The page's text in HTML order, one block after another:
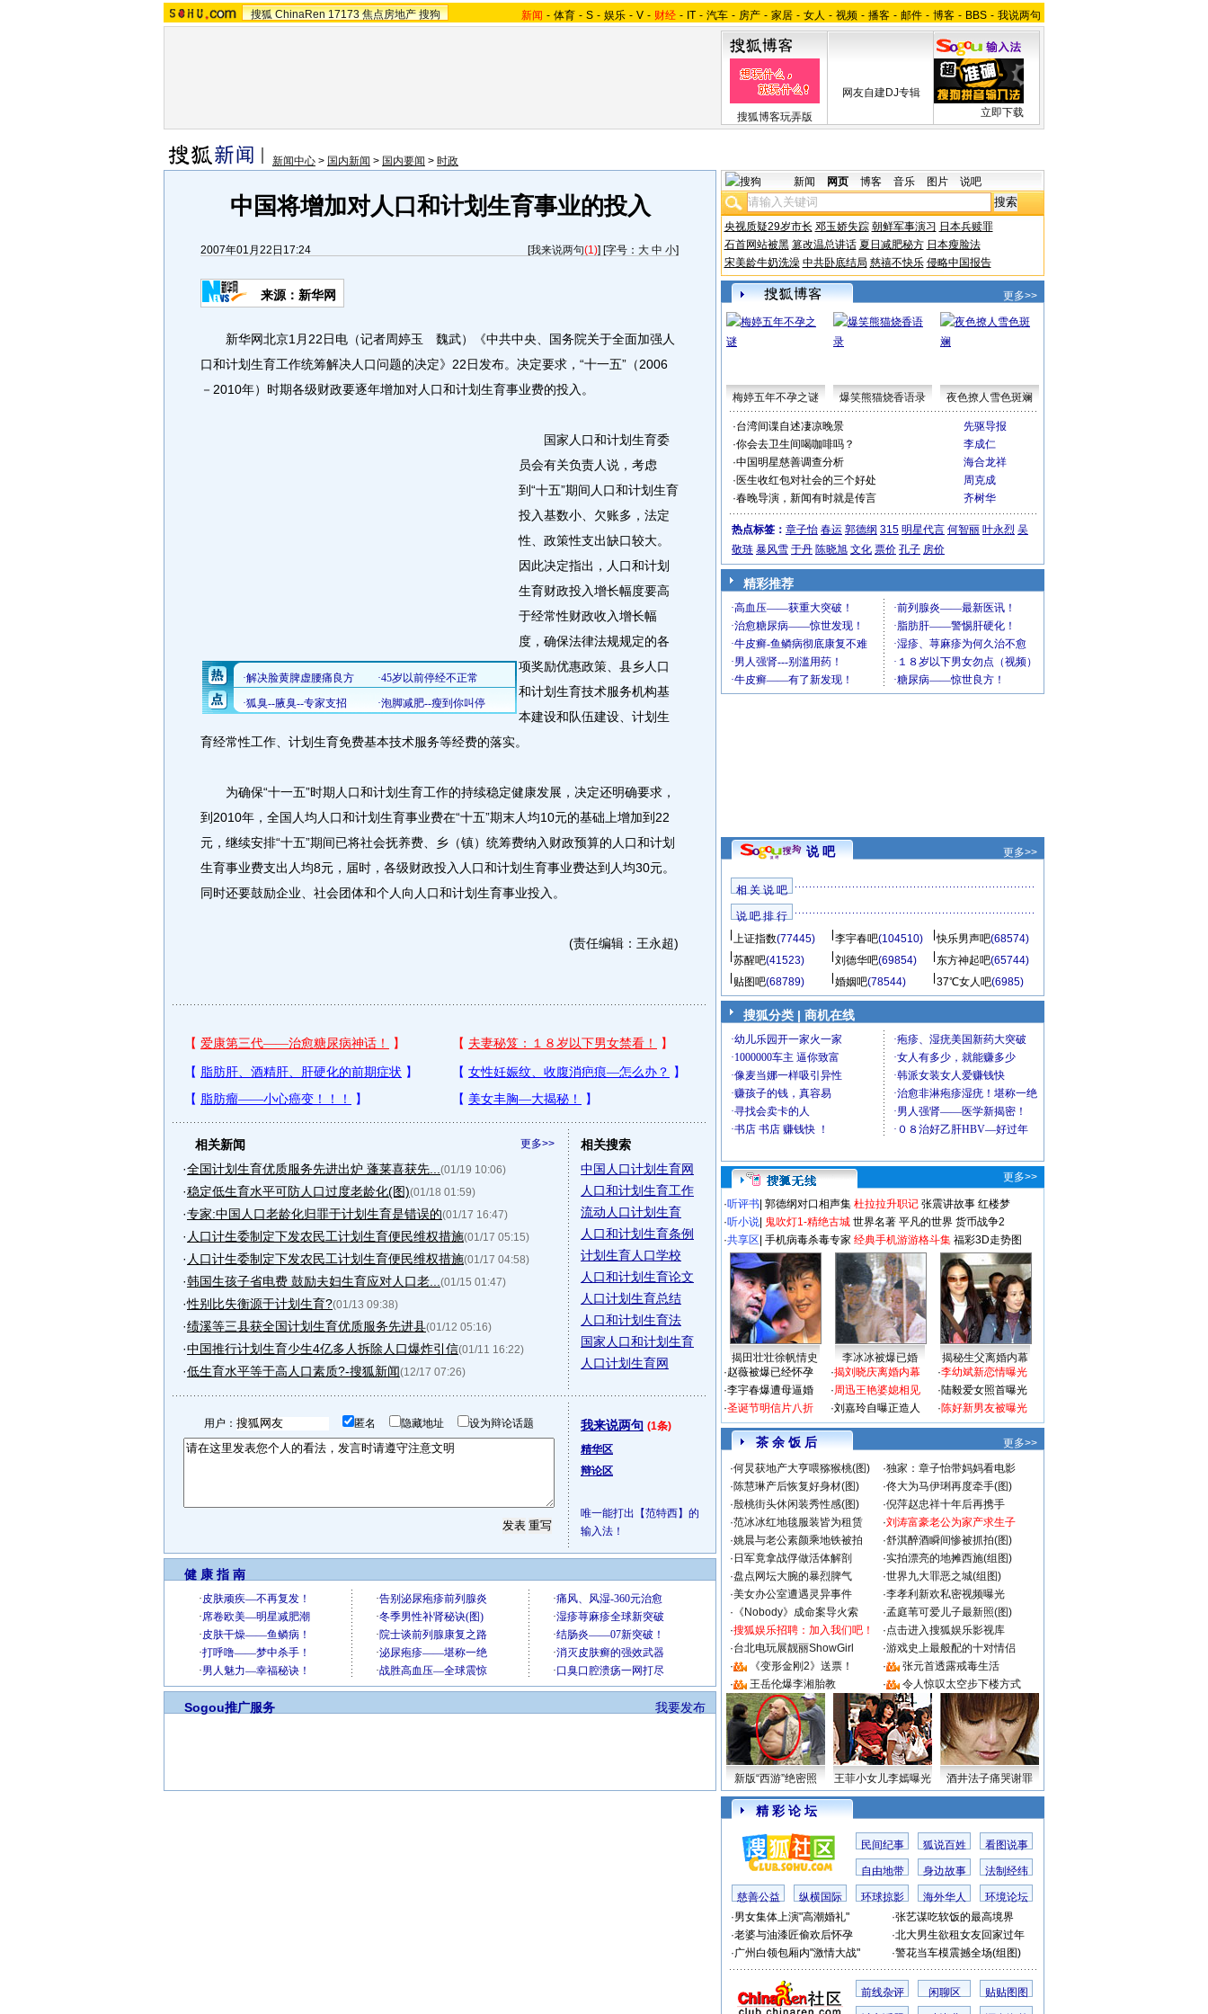
搜狐 ChinaRen 17173 焦点房地产 搜狗 新闻 - 体育 - S - 娱乐 - V - 财经 - IT - 汽车 - 房产 - 家居 - 女人 - 视频 - 播客 - 邮件 - 博客 - BBS - 我说两句
搜狐博客玩弄版
网友自建DJ专辑
立即下载
新闻中心 > 国内新闻 > 国内要闻 > 时政
中国将增加对人口和计划生育事业的投入
2007年01月22日17:24 [我来说两句(1)] [字号： 大 中 小]
来源：新华网
新华网北京1月22日电（记者周婷玉 魏武）《中共中央、国务院关于全面加强人
口和计划生育工作统筹解决人口问题的决定》22日发布。决定要求，“十一五”（2006
－2010年）时期各级财政要逐年增加对人口和计划生育事业费的投入。
国家人口和计划生育委
员会有关负责人说，考虑
到“十五”期间人口和计划生育
投入基数小、欠账多，法定
性、政策性支出缺口较大。
因此决定指出，人口和计划
生育财政投入增长幅度要高
于经常性财政收入增长幅
度，确保法律法规规定的各
项奖励优惠政策、县乡人口
和计划生育技术服务机构基
本建设和队伍建设、计划生
育经常性工作、计划生育免费基本技术服务等经费的落实。
为确保“十一五”时期人口和计划生育工作的持续稳定健康发展，决定还明确要求，
到2010年，全国人均人口和计划生育事业费在“十五”期末人均10元的基础上增加到22
元，继续安排“十五”期间已将社会抚养费、乡（镇）统筹费纳入财政预算的人口和计划
生育事业费支出人均8元，届时，各级财政投入人口和计划生育事业费达到人均30元。
同时还要鼓励企业、社会团体和个人向人口和计划生育事业投入。
(责任编辑：王永超)
更多>>
相关新闻
·全国计划生育优质服务先进出炉 蓬莱喜获先... (01/19 10:06)
·稳定低生育水平可防人口过度老龄化(图)(01/18 01:59)
·专家:中国人口老龄化归罪于计划生育是错误的(01/17 16:47)
· 人口计生委制定下发农民工计划生育便民维权措施(01/17 05:15)
· 人口计生委制定下发农民工计划生育便民维权措施(01/17 04:58)
·韩国生孩子省电费 鼓励夫妇生育应对人口老... (01/15 01:47)
·性别比失衡源于计划生育?(01/13 09:38)
·绩溪等三县获全国计划生育优质服务先进县(01/12 05:16)
·中国推行计划生育少生4亿多人拆除人口爆炸引信(01/11 16:22)
·低生育水平等于高人口素质?-搜狐新闻(12/17 07:26)
相关搜索
中国人口计划生育网
人口和计划生育工作
流动人口计划生育
人口和计划生育条例
计划生育人口学校
人口和计划生育论文
人口计划生育总结
人口和计划生育法
国家人口和计划生育
人口计划生育网
用户： 匿名 隐藏地址 设为辩论话题 我来说两句 (1条)
精华区
辩论区
唯一能打出【范特西】的
输入法！
健 康 指 南
我要发布
Sogou推广服务
新闻 网页 博客 音乐 图片 说吧
央视质疑29岁市长 邓玉娇失踪 朝鲜军事演习 日本兵赎罪
石首网站被黑 篡改温总讲话 夏日减肥秘方 日本瘦脸法
宋美龄牛奶洗澡 中共卧底结局 慈禧不快乐 侵略中国报告
更多>>
梅婷五年不孕之谜 爆笑熊猫烧香语录 夜色撩人雪色斑斓
·台湾间谍自述凄凉晚景
先驱导报
·你会去卫生间喝咖啡吗？
李成仁
·中国明星慈善调查分析
海合龙祥
· 医生收红包对社会的三个好处
周克成
·春晚导演，新闻有时就是传言 齐树华
热点标签： 章子怡 春运 郭德纲 315 明星代言 何智丽 叶永烈 吴
敬琏 暴风雪 于丹 陈晓旭 文化 票价 孔子 房价
精彩推荐
说 吧 更多>>
相 关 说 吧
说 吧 排 行
上证指数(77445) 李宇春吧(104510) 快乐男声吧(68574)
苏醒吧(41523) 刘德华吧(69854) 东方神起吧(65744)
贴图吧(68789) 婚姻吧(78544) 37℃女人吧(6985)
搜狐分类 | 商机在线
更多>>
·听评书 郭德纲对口相声集 杜拉拉升职记 张震讲故事 红楼梦
·听小说 鬼吹灯1-精绝古城 世界名著 平凡的世界 货币战争2
·共享区 手机病毒杀毒专家 经典手机游游格斗集 福彩3D走势图
揭田壮壮徐帆情史 李冰冰被爆已婚
揭秘生父离婚内幕
·赵薇被爆已经怀孕
·李宇春爆遭母逼婚
·圣诞节明信片八折
·揭刘晓庆离婚内幕
·周迅王艳婆媳相见
·刘嘉玲自曝正造人
·李幼斌新恋情曝光
·陆毅爱女照首曝光
·陈好新男友被曝光
茶 余 饭 后
更多>>
·何炅获地产大亨喂猕猴桃(图) ·独家：章子怡带妈妈看电影
·陈慧琳产后恢复好身材(图) ·佟大为马伊琍再度牵手(图)
·殷桃街头休闲装秀性感(图) ·倪萍赵忠祥十年后再携手
·范冰冰红地毯服装皆为租赁 ·刘涛富豪老公为家产求生子
·姚晨与老公素颜乘地铁被拍 ·舒淇醉酒瞬间惨被抓拍(图)
· 日军竟拿战俘做活体解剖 ·实拍漂亮的地摊西施(组图)
·盘点网坛大腕的暴烈脾气 ·世界九大罪恶之城(组图)
·美女办公室遭遇灵异事件 ·李孝利新欢私密视频曝光
· 《Nobody》成命案导火索 ·孟庭苇可爱儿子最新照(图)
·搜狐娱乐招聘：加入我们吧！ ·点击进入搜狐娱乐影视库
·台北电玩展靓丽ShowGirl ·游戏史上最般配的十对情侣
·
《变形金刚2》送票！ ·
张元首透露戒毒生活
·
王岳伦爆李湘胎教 · 令人惊叹太空步下楼方式
新版“西游”绝密照 王菲小女儿李嫣曝光 酒井法子痛哭谢罪
精 彩 论 坛
民间纪事 狐说百姓 看图说事
自由地带 身边故事 法制经纬
慈善公益 纵横国际 环球掠影 海外华人
环境论坛
·男女集体上演"高潮婚礼" ·张艺谋吃软饭的最高境界
·老婆与油漆匠偷欢后怀孕 ·北大男生欲租女友回家过年
·广州白领包厢内"激情大战" ·警花当车模震撼全场(组图)
前线杂评 闲聊区 贴贴图图